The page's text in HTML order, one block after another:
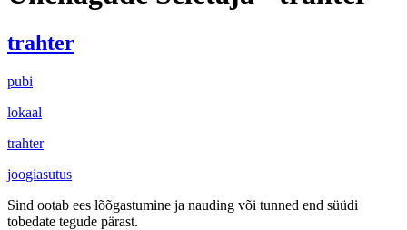
trahter
pubi
lokaal
trahter
joogiasutus
Sind ootab ees lõõgastumine ja nauding või tunned end süüdi
tobedate tegude pärast.